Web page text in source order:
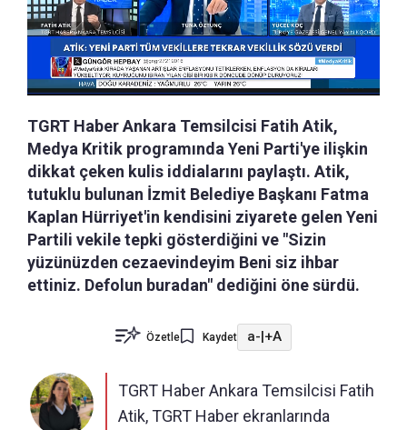
TGRT Haber Ankara Temsilcisi Fatih Atik,
Medya Kritik programında Yeni Parti'ye ilişkin
dikkat çeken kulis iddialarını paylaştı. Atik,
tutuklu bulunan İzmit Belediye Başkanı Fatma
Kaplan Hürriyet'in kendisini ziyarete gelen Yeni
Partili vekile tepki gösterdiğini ve "Sizin
yüzünüzden cezaevindeyim Beni siz ihbar
ettiniz. Defolun buradan" dediğini öne sürdü.
Özetle Kaydet a-|+A
TGRT Haber Ankara Temsilcisi Fatih
Atik, TGRT Haber ekranlarında